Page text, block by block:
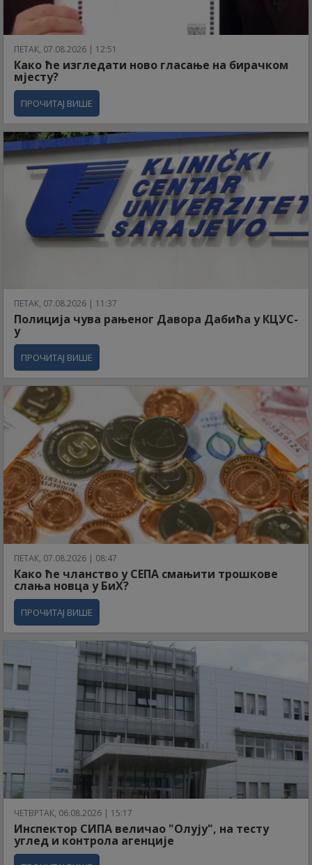
ПЕТАК, 07.08.2026 | 12:51
Како ће изгледати ново гласање на бирачком
мјесту?
ПРОЧИТАЈ ВИШЕ
ПЕТАК, 07.08.2026 | 11:37
Полиција чува рањеног Давора Дабића у КЦУС-
у
ПРОЧИТАЈ ВИШЕ
ПЕТАК, 07.08.2026 | 08:47
Како ће чланство у СЕПА смањити трошкове
слања новца у БиХ?
ПРОЧИТАЈ ВИШЕ
ЧЕТВРТАК, 06.08.2026 | 15:17
Инспектор СИПА величао "Олују", на тесту
углед и контрола агенције